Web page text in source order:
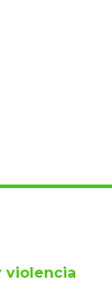
violencia